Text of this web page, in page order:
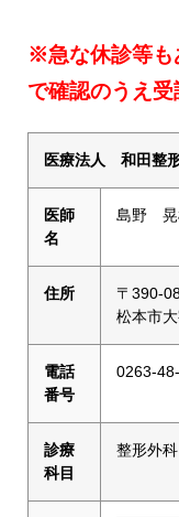
※急な休診等も
で確認のうえ受
医療法人 和田整
医師
名
島野 晃
住所
〒390-
松本市
電話
番号
0263-
診療
科目
整形外科